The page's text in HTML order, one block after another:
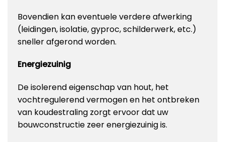
Bovendien kan eventuele verdere afwerking
(leidingen, isolatie, gyproc, schilderwerk, etc.)
sneller afgerond worden.
Energiezuinig
De isolerend eigenschap van hout, het
vochtregulerend vermogen en het ontbreken
van koudestraling zorgt ervoor dat uw
bouwconstructie zeer energiezuinig is.